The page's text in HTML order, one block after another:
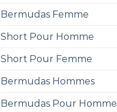
Bermudas Femme
Short Pour Homme
Short Pour Femme
Bermudas Hommes
Bermudas Pour Homme